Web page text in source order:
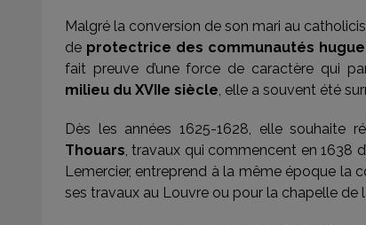
Malgré la conversion de son mari au
de protectrice des communautés
fait preuve d’une force de caractère qui
milieu du XVIIe siècle, elle a souvent été
Dès les années 1625-1628, elle souhaite
Thouars, travaux qui commencent en 1638
Lemercier, entreprend à la même époque la
ses travaux au Louvre ou pour la chapelle de